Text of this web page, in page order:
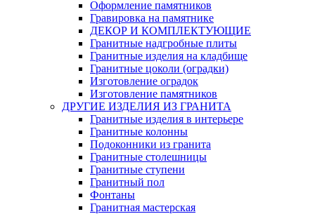
Оформление памятников
Гравировка на памятнике
ДЕКОР И КОМПЛЕКТУЮЩИЕ
Гранитные надгробные плиты
Гранитные изделия на кладбище
Гранитные цоколи (оградки)
Изготовление оградок
Изготовление памятников
ДРУГИЕ ИЗДЕЛИЯ ИЗ ГРАНИТА
Гранитные изделия в интерьере
Гранитные колонны
Подоконники из гранита
Гранитные столешницы
Гранитные ступени
Гранитный пол
Фонтаны
Гранитная мастерская